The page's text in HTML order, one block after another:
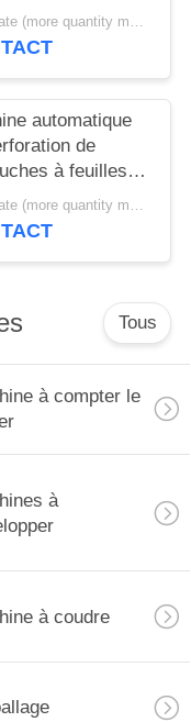
O carnet et
en spirale
Negotiate (more quantity more cheap ) MOQ:1 set
automatique
de
à feuilles
pour mini A7
Taille spirale &
Negotiate (more quantity more cheap ) MOQ:1 set
Tous
à compter le
à
à coudre